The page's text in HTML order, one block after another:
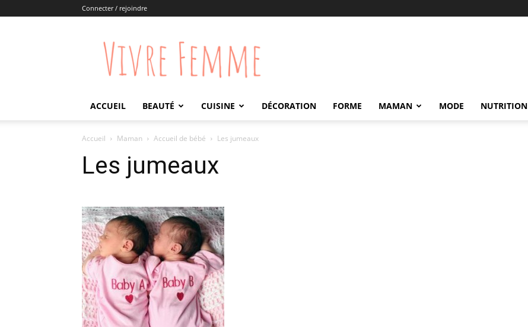
Connecter / rejoindre
Vivre
Femme
ACCUEIL BEAUTÉ CUISINE DÉCORATION FORME MAMAN MODE NUTRITION
Accueil Maman Accueil de bébé Les jumeaux
Les jumeaux